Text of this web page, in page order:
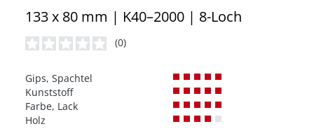
133 x 80 mm | K40–2000 | 8-Loch
(0)
Gips, Spachtel
Kunststoff
Farbe, Lack
Holz